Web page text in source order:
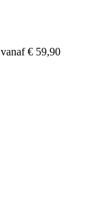
vanaf € 59,90